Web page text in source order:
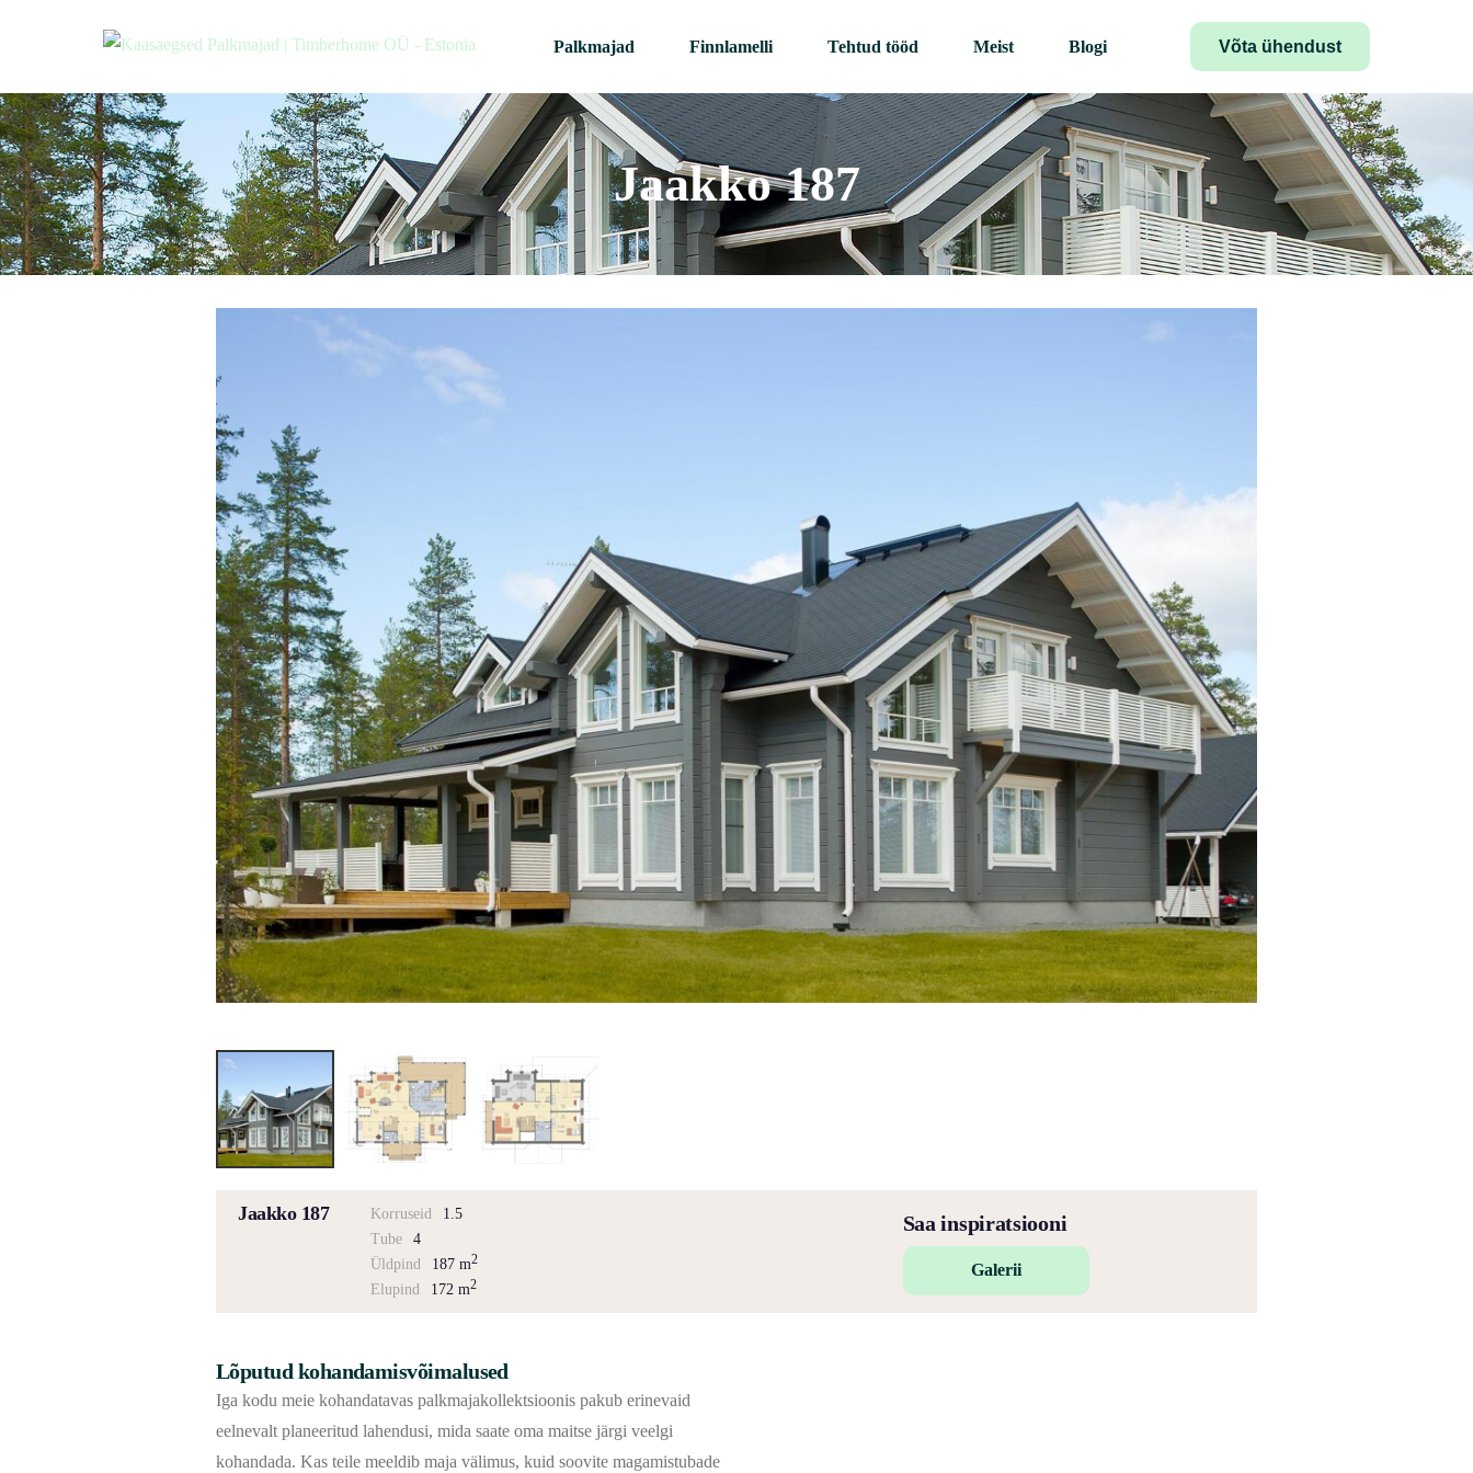
Palkmajad Finnlamelli Tehtud tööd Meist Blogi Võta ühendust
Jaakko 187
Jaakko 187 Korruseid
1.5
Tube
4
Üldpind
187 m2
Elupind 172 m2
Saa inspiratsiooni
Galerii
Lõputud kohandamisvõimalused
Iga kodu meie kohandatavas palkmajakollektsioonis pakub erinevaid
eelnevalt planeeritud lahendusi, mida saate oma maitse järgi veelgi
kohandada. Kas teile meeldib maja välimus, kuid soovite magamistubade